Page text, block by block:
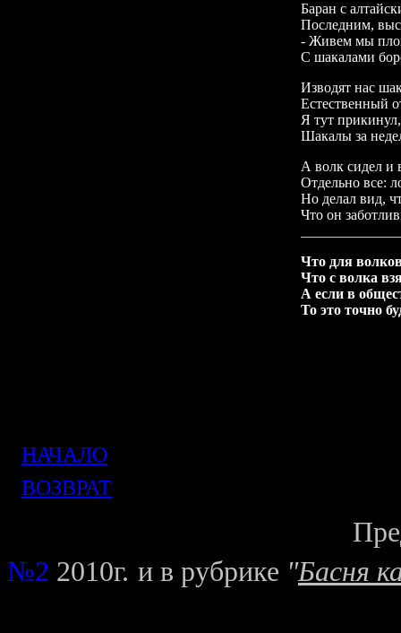
Баран с
Последним,
- Живем мы
С шакалами
Изводят нас
Естественный
Я тут
Шакалы за
А волк сидел и
Отдельно все:
Но делал вид,
Что он
Что для
Что с волка
А если в
То это точно
НАЧАЛО
ВОЗВРАТ
№2 2010г. и в рубрике "Басня